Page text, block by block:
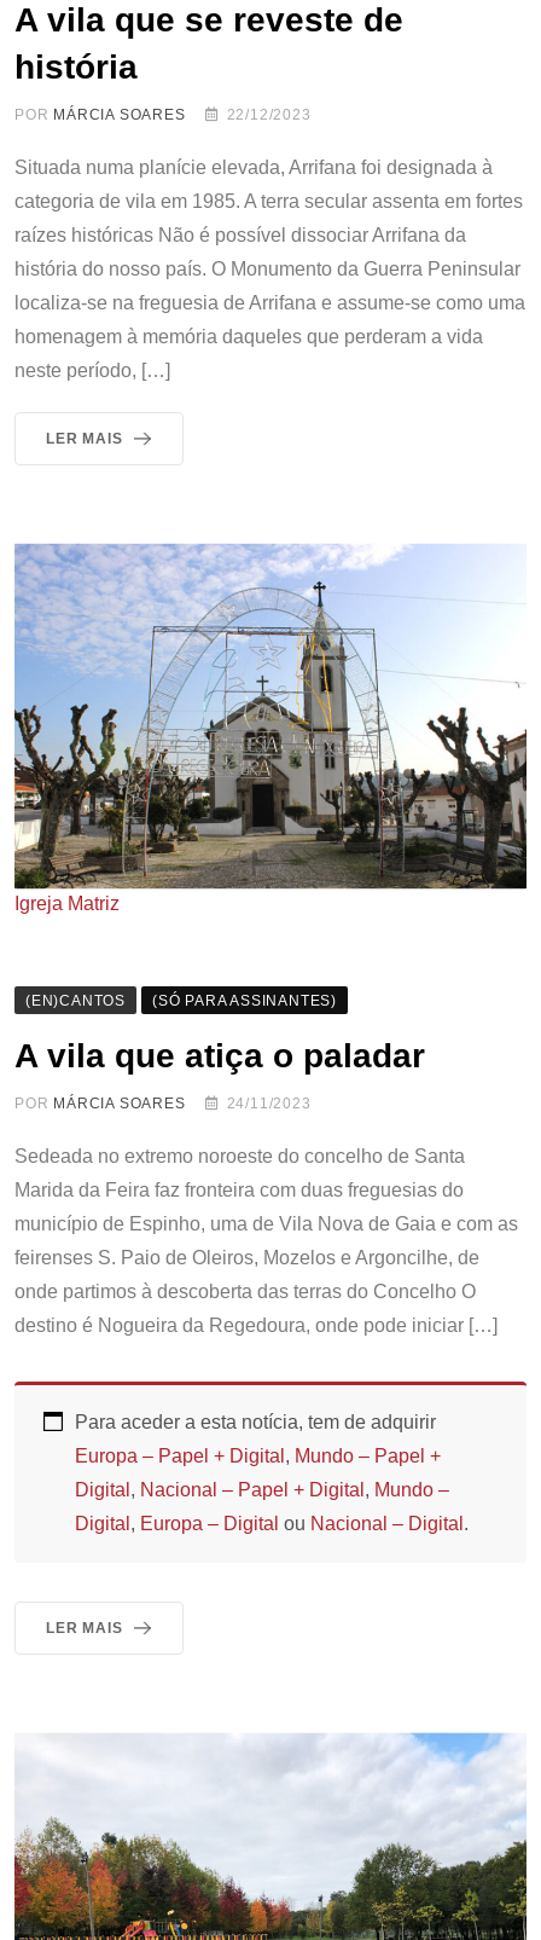
A vila que se reveste de
história
POR MÁRCIA SOARES 22/12/2023
Situada numa planície elevada, Arrifana foi designada à
categoria de vila em 1985. A terra secular assenta em fortes
raízes históricas Não é possível dissociar Arrifana da
história do nosso país. O Monumento da Guerra Peninsular
localiza-se na freguesia de Arrifana e assume-se como uma
homenagem à memória daqueles que perderam a vida
neste período, […]
LER MAIS
Igreja Matriz
(EN)CANTOS (SÓ PARA ASSINANTES)
A vila que atiça o paladar
POR MÁRCIA SOARES 24/11/2023
Sedeada no extremo noroeste do concelho de Santa
Marida da Feira faz fronteira com duas freguesias do
município de Espinho, uma de Vila Nova de Gaia e com as
feirenses S. Paio de Oleiros, Mozelos e Argoncilhe, de
onde partimos à descoberta das terras do Concelho O
destino é Nogueira da Regedoura, onde pode iniciar […]
Para aceder a esta notícia, tem de adquirir
Europa – Papel + Digital , Mundo – Papel +
Digital , Nacional – Papel + Digital , Mundo –
Digital , Europa – Digital ou Nacional – Digital .
LER MAIS